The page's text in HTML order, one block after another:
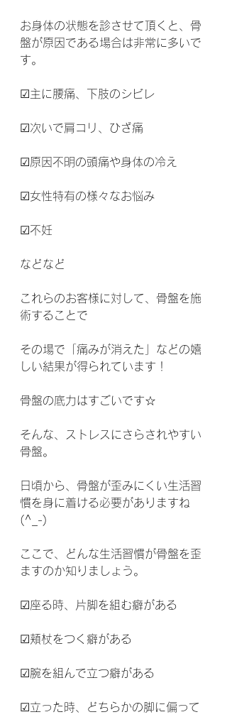
お身体の状態を診させて頂くと、骨
盤が原因である場合は非常に多いで
す。
☑主に腰痛、下肢のシビレ
☑次いで肩コリ、ひざ痛
☑原因不明の頭痛や身体の冷え
☑女性特有の様々なお悩み
☑不妊
などなど
これらのお客様に対して、骨盤を施
術することで
その場で「痛みが消えた」などの嬉
しい結果が得られています！
骨盤の底力はすごいです☆
そんな、ストレスにさらされやすい
骨盤。
日頃から、骨盤が歪みにくい生活習
慣を身に着ける必要がありますね
(^_-)
ここで、どんな生活習慣が骨盤を歪
ますのか知りましょう。
☑座る時、片脚を組む癖がある
☑頬杖をつく癖がある
☑腕を組んで立つ癖がある
☑立った時、どちらかの脚に偏って